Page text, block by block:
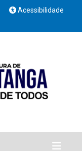
Acessibilidade